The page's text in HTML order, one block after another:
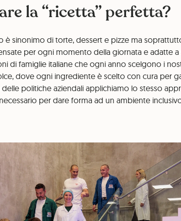
la “ricetta” perfetta?
è sinonimo di torte, dessert e pizze ma
per ogni momento della giornata e adatte
di famiglie italiane che ogni anno scelgono i
dove ogni ingrediente è scelto con cura per
politiche aziendali applichiamo lo stesso
per dare forma ad un ambiente